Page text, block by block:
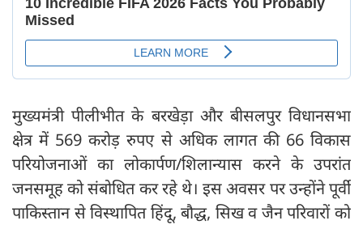
मुख्यमंत्री पीलीभीत के बरखेड़ा और बीसलपुर विधानसभा
क्षेत्र में 569 करोड़ रुपए से अधिक लागत की 66 विकास
परियोजनाओं का लोकार्पण/शिलान्यास करने के उपरांत
जनसमूह को संबोधित कर रहे थे। इस अवसर पर उन्होंने पूर्वी
पाकिस्तान से विस्थापित हिंदू, बौद्ध, सिख व जैन परिवारों को